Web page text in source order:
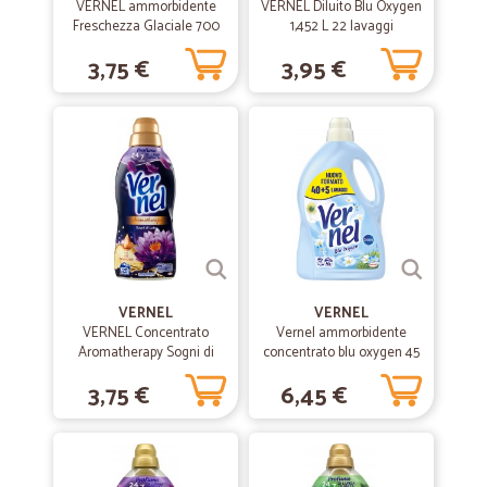
15/10/2020
Fabrizio R.
Ottimi prezzi e servizio preciso
—Antonio C.
Tutto perfetto
—Manuela L.
Perfetti precisivelocissimi
—
Mario Santoro
VERNEL ammorbidente
Freschezza Glaciale 700
3,75 €
VERNEL Diluito Blu Oxygen
1,452 L 22 lavaggi
3,95 €
VERNEL
VERNEL Concentrato
Aromatherapy Sogni di
3,75 €
VERNEL
Vernel ammorbidente
concentrato blu oxygen 45
lavaggi lt.2,97
6,45 €